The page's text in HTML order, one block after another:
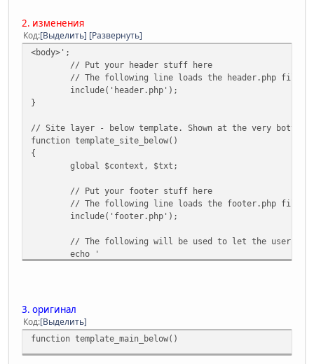
2. изменения
Код Выделить Развернуть
<body>';
// Put your header stuff here
// The following line loads the header.php file"
include('header.php');
}
// Site layer - below template. Shown at the very bottom
function template_site_below()
{
global $context, $txt;
// Put your footer stuff here
// The following line loads the footer.php file:
include('footer.php');
// The following will be used to let the user know
echo '
// The top of the forum
function template_main_above()
{
global $context, $settings, $options, $scripturl,
3. оригинал
Код Выделить
function template_main_below()